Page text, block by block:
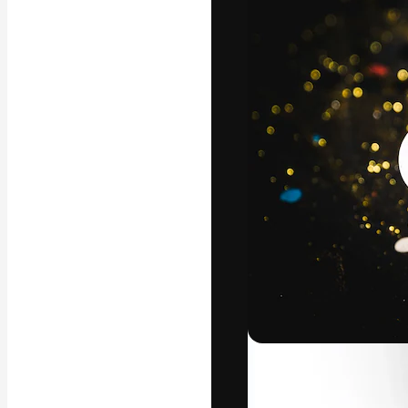
La plataforma
trabajo. Más
entre
estudios.
Español